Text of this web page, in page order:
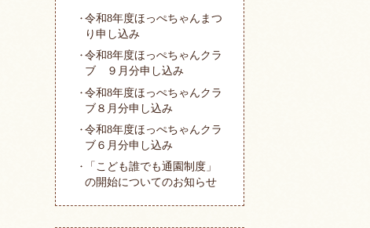
令和8年度ほっぺちゃんまつ
り申し込み
令和8年度ほっぺちゃんクラ
ブ ９月分申し込み
令和8年度ほっぺちゃんクラ
ブ８月分申し込み
令和8年度ほっぺちゃんクラ
ブ６月分申し込み
「こども誰でも通園制度」
の開始についてのお知らせ